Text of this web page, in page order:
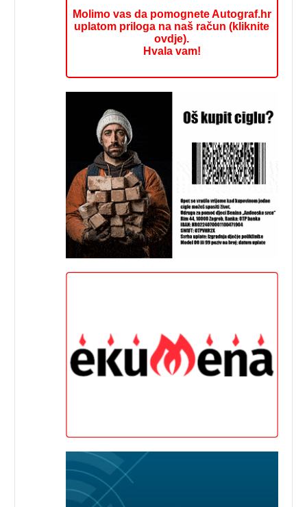
Molimo vas da pomognete Autograf.hr
uplatom priloga na naš račun (kliknite
ovdje).
Hvala vam!